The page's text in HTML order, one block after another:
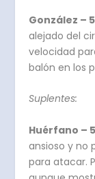
González –
alejado del
velocidad
balón en los
Suplentes:
Huérfano –
ansioso y no
para atacar.